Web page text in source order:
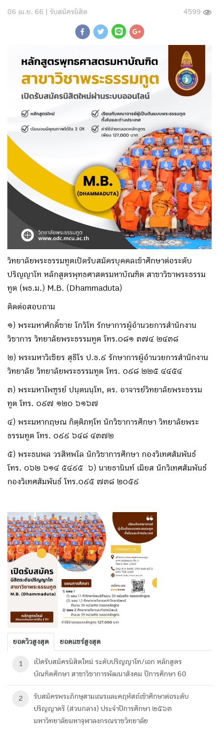
06 เม.ย. 66 | รับสมัครนิสิต 4599
วิทยาลัยพระธรรมทูตเปิดรับสมัครบุคคลเข้าศึกษาต่อระดับ
ปริญญาโท หลักสูตรพุทธศาสตรมหาบัณฑิต สาขาวิชาพระธรรม
ทูต (พธ.ม.) M.B. (Dhammaduta)
ติดต่อสอบถาม
๑) พระมหาศักดิ์ชาย โกวิโท รักษาการผู้อำนวยการสำนักงาน
วิชาการ วิทยาลัยพระธรรมทูต โทร.๐๘๑ ๓๗๔ ๒๔๓๘
๒) พระมหาวิเชียร สุธีโร ป.ธ.๙ รักษาการผู้อำนวยการสำนักงาน
วิทยาลัย วิทยาลัยพระธรรมทูต โทร. ๐๙๘ ๒๒๕ ๔๔๕๔
๓) พระมหาไพฑูรย์ ปนฺตนนฺโท, ดร. อาจารย์วิทยาลัยพระธรรม
ทูต โทร. ๐๙๗ ๑๒๐ ๖๑๖๗
๔) พระมหากฤษณ กิตฺติภทฺโท นักวิชาการศึกษา วิทยาลัยพระ
ธรรมทูต โทร. ๐๙๙ ๖๔๘ ๔๓๗๒
๕) พระธนพล วรสีหพโล นักวิชาการศึกษา กองวิเทศสัมพันธ์
โทร. ๐๖๒ ๖๑๔ ๕๔๙๕ ๖) นายธานินท์ เมียส นักวิเทศสัมพันธ์
กองวิเทศสัมพันธ์ โทร.๐๙๕ ๗๓๘ ๒๐๕๙
ยอดวิวสูงสุด ยอดแชร์สูงสุด
1
เปิดรับสมัครนิสิตใหม่ ระดับปริญญาโท/เอก หลักสูตร
บัณฑิตศึกษา สาขาวิชาการพัฒนาสังคม ปีการศึกษา 60
2
รับสมัครพระภิกษุสามเณรและคฤหัสถ์เข้าศึกษาต่อระดับ
ปริญญาตรี (ส่วนกลาง) ประจำปีการศึกษา ๒๕๖๓
มหาวิทยาลัยมหาจุฬาลงกรณราชวิทยาลัย